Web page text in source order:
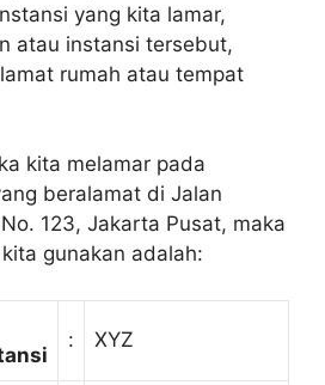
yang kita lamar,
atau instansi tersebut,
rumah atau tempat
kita melamar pada
beralamat di Jalan
123, Jakarta Pusat, maka
gunakan adalah:
: XYZ